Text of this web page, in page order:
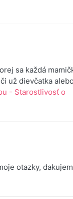
sa každá
už dievčatka alebo
- Starostlivosť o
otazky, dakujem